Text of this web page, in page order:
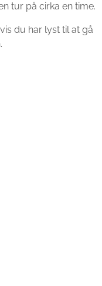
tur på cirka en time.
du har lyst til at gå